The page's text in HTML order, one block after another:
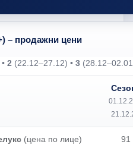
– продажни цени
2 (22.12–27.12) • 3
(цена по лице) 91